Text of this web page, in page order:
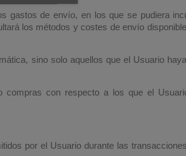
gastos de envío, en los que se pudiera
los métodos y costes de envío
sino solo aquellos que el Usuario
con respecto a los que el
por el Usuario durante las